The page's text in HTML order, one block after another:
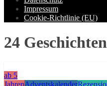
Impressum
Cookie-Richtlinie (EU)
24 Geschichten
ab 5